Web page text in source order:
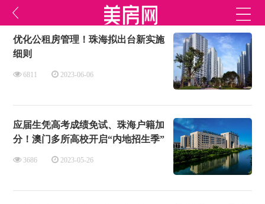
优化公租房管理！珠海拟出台新实施
细则
6811 2023-06-06
应届生凭高考成绩免试、珠海户籍加
分！澳门多所高校开启“内地招生季”
3686 2023-05-26